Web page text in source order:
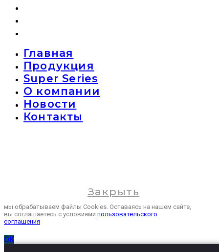
Главная
Продукция
Super Series
О компании
Новости
Контакты
Закрыть
мы обрабатываем файлы Cookies. Оставаясь на нашем сайте,
вы соглашаетесь с условиями пользовательского
соглашения
ОК